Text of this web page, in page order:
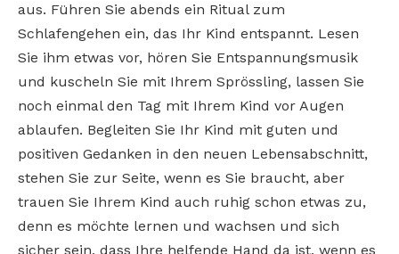
aus. Führen Sie abends ein Ritual zum
Schlafengehen ein, das Ihr Kind entspannt. Lesen
Sie ihm etwas vor, hören Sie Entspannungsmusik
und kuscheln Sie mit Ihrem Sprössling, lassen Sie
noch einmal den Tag mit Ihrem Kind vor Augen
ablaufen. Begleiten Sie Ihr Kind mit guten und
positiven Gedanken in den neuen Lebensabschnitt,
stehen Sie zur Seite, wenn es Sie braucht, aber
trauen Sie Ihrem Kind auch ruhig schon etwas zu,
denn es möchte lernen und wachsen und sich
sicher sein, dass Ihre helfende Hand da ist, wenn es